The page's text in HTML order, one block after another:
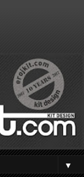
▼